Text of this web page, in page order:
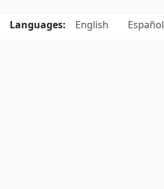
Languages:
English Español